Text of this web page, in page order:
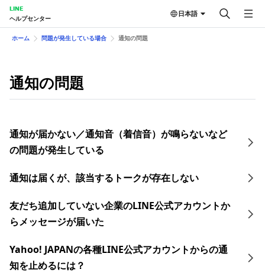
LINE
ヘルプセンター
日本語
ホーム 問題が発生している場合 通知の問題
通知の問題
通知が届かない／通知音（着信音）が鳴らないなど
の問題が発生している
通知は届くが、該当するトークが存在しない
友だち追加していない企業のLINE公式アカウントか
らメッセージが届いた
Yahoo! JAPANの各種LINE公式アカウントからの通
知を止めるには？